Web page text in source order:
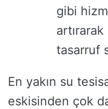
gibi
tasarruf
En yakın su
eskisinden çok